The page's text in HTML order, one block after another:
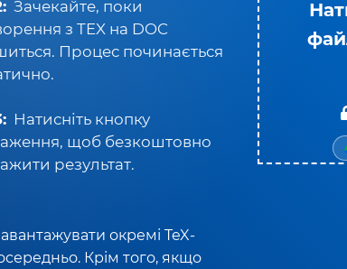
Зачекайте, поки
з TEX на DOC
Процес починається
Натисніть кнопку
щоб безкоштовно
результат.
окремі TeX-
Крім того, якщо